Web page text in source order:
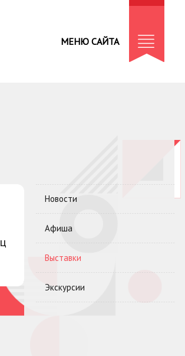
МЕНЮ САЙТА
Новости
Афиша
Выставки
Экскурсии